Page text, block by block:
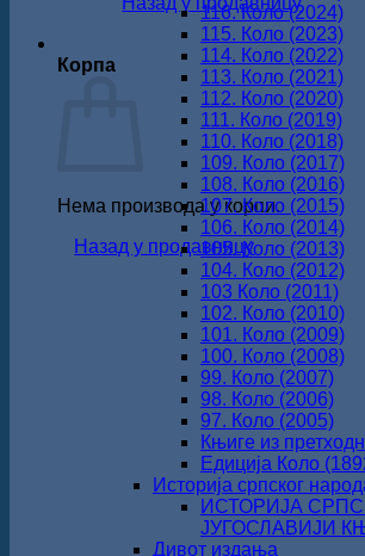
Корпа
Нема производа у корпи.
Назад у продавницу
116. Коло (2024)
115. Коло (2023)
114. Коло (2022)
113. Коло (2021)
112. Коло (2020)
111. Коло (2019)
110. Коло (2018)
109. Коло (2017)
108. Коло (2016)
107. Коло (2015)
106. Коло (2014)
105. Коло (2013)
104. Коло (2012)
103 Коло (2011)
102. Коло (2010)
101. Коло (2009)
100. Коло (2008)
99. Коло (2007)
98. Коло (2006)
97. Коло (2005)
Књиге из
Едиција Коло
Историја српског
ИСТОРИЈА
ЈУГОСЛАВИЈИ КЊ.
Дивот издања